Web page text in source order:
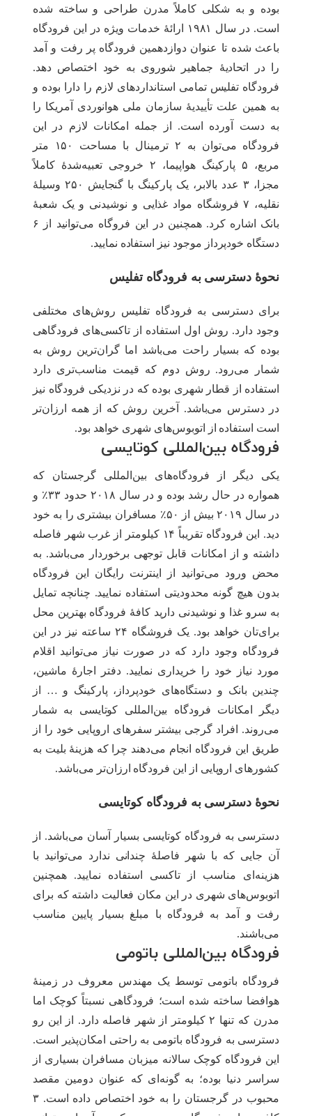
بوده و به شکلی کاملاً مدرن طراحی و ساخته شده
است. در سال ۱۹۸۱ ارائۀ خدمات ویژه در این فرودگاه
باعث شده تا عنوان دوازدهمین فرودگاه پر رفت و آمد
را در اتحادیۀ جماهیر شوروی به خود اختصاص دهد.
فرودگاه تفلیس تمامی استانداردهای لازم را دارا بوده و
به همین علت تأییدیۀ سازمان ملی هوانوردی آمریکا را
به دست آورده است. از جمله امکانات لازم در این
فرودگاه می‌توان به ۲ ترمینال با مساحت ۱۵۰ متر
مربع، ۵ پارکینگ هواپیما، ۲ خروجی تعبیه‌شدۀ کاملاً
مجزا، ۳ عدد بالابر، یک پارکینگ با گنجایش ۲۵۰ وسیلۀ
نقلیه، ۷ فروشگاه مواد غذایی و نوشیدنی و یک شعبۀ
بانک اشاره کرد. همچنین در این فروگاه می‌توانید از ۶
دستگاه خودپرداز موجود نیز استفاده نمایید.
نحوۀ دسترسی به فرودگاه تفلیس
برای دسترسی به فرودگاه تفلیس روش‌های مختلفی
وجود دارد. روش اول استفاده از تاکسی‌های فرودگاهی
بوده که بسیار راحت می‌باشد اما گران‌ترین روش به
شمار می‌رود. روش دوم که قیمت مناسب‌تری دارد
استفاده از قطار شهری بوده که در نزدیکی فرودگاه نیز
در دسترس می‌باشد. آخرین روش که از همه ارزان‌تر
است استفاده از اتوبوس‌های شهری خواهد بود.
فرودگاه بین‌المللی کوتایسی
یکی دیگر از فرودگاه‌های بین‌المللی گرجستان که
همواره در حال رشد بوده و در سال ۲۰۱۸ حدود ۳۳٪ و
در سال ۲۰۱۹ بیش از ۵۰٪ مسافران بیشتری را به خود
دید. این فرودگاه تقریباً ۱۴ کیلومتر از غرب شهر فاصله
داشته و از امکانات قابل توجهی برخوردار می‌باشد. به
محض ورود می‌توانید از اینترنت رایگان این فرودگاه
بدون هیچ گونه محدودیتی استفاده نمایید. چنانچه تمایل
به سرو غذا و نوشیدنی دارید کافۀ فرودگاه بهترین محل
برای‌تان خواهد بود. یک فروشگاه ۲۴ ساعته نیز در این
فرودگاه وجود دارد که در صورت نیاز می‌توانید اقلام
مورد نیاز خود را خریداری نمایید. دفتر اجارۀ ماشین،
چندین بانک و دستگاه‌های خودپرداز، پارکینگ و … از
دیگر امکانات فرودگاه بین‌المللی کوتایسی به شمار
می‌روند. افراد گرجی بیشتر سفرهای اروپایی خود را از
طریق این فرودگاه انجام می‌دهند چرا که هزینۀ بلیت به
کشورهای اروپایی از این فرودگاه ارزان‌تر می‌باشد.
نحوۀ دسترسی به فرودگاه کوتایسی
دسترسی به فرودگاه کوتایسی بسیار آسان می‌باشد. از
آن جایی که با شهر فاصلۀ چندانی ندارد می‌توانید با
هزینه‌ای مناسب از تاکسی استفاده نمایید. همچنین
اتوبوس‌های شهری در این مکان فعالیت داشته که برای
رفت و آمد به فرودگاه با مبلغ بسیار پایین مناسب
می‌باشند.
فرودگاه بین‌المللی باتومی
فرودگاه باتومی توسط یک مهندس معروف در زمینۀ
هوافضا ساخته شده است؛ فرودگاهی نسبتاً کوچک اما
مدرن که تنها ۲ کیلومتر از شهر فاصله دارد. از این رو
دسترسی به فرودگاه باتومی به راحتی امکان‌پذیر است.
این فرودگاه کوچک سالانه میزبان مسافران بسیاری از
سراسر دنیا بوده؛ به گونه‌ای که عنوان دومین مقصد
محبوب در گرجستان را به خود اختصاص داده است. ۳